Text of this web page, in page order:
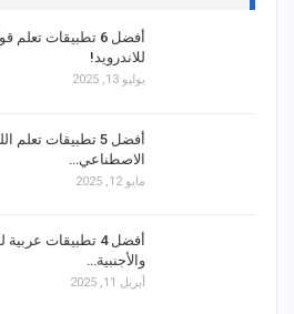
أفضل 6 تطبيقات
للاندرويد!
يوليو 13, 2025
أفضل 5 تطبيقات تعلم
الاصطناعي…
مايو 12, 2025
أفضل 4 تطبيقات
والأجنبية…
أبريل 11, 2025